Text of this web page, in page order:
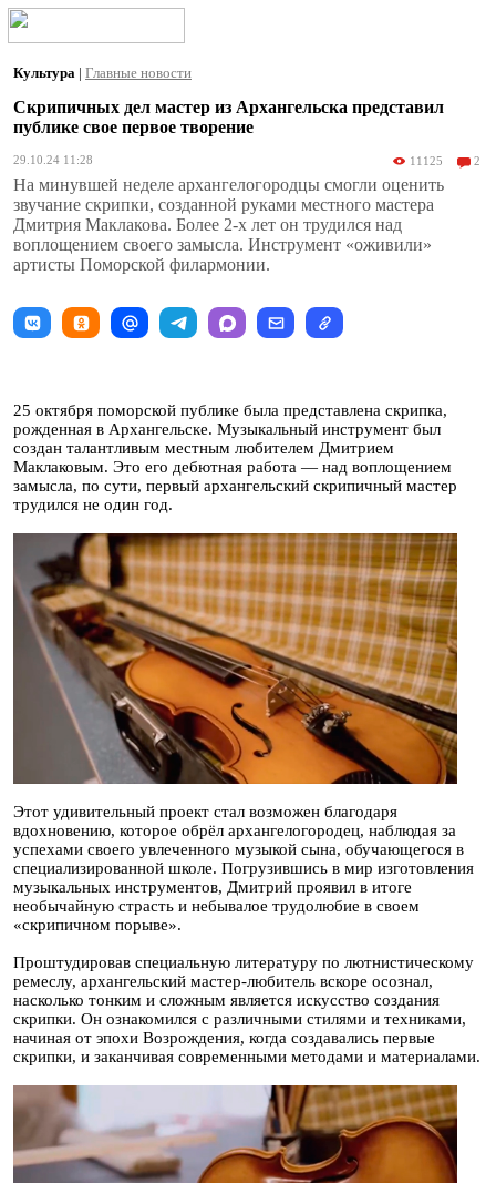
Культура | Главные новости
Скрипичных дел мастер из Архангельска представил
публике свое первое творение
29.10.24 11:28 11125 2
На минувшей неделе архангелогородцы смогли оценить
звучание скрипки, созданной руками местного мастера
Дмитрия Маклакова. Более 2-х лет он трудился над
воплощением своего замысла. Инструмент «оживили»
артисты Поморской филармонии.
25 октября поморской публике была представлена скрипка,
рожденная в Архангельске. Музыкальный инструмент был
создан талантливым местным любителем Дмитрием
Маклаковым. Это его дебютная работа — над воплощением
замысла, по сути, первый архангельский скрипичный мастер
трудился не один год.
Этот удивительный проект стал возможен благодаря
вдохновению, которое обрёл архангелогородец, наблюдая за
успехами своего увлеченного музыкой сына, обучающегося в
специализированной школе. Погрузившись в мир изготовления
музыкальных инструментов, Дмитрий проявил в итоге
необычайную страсть и небывалое трудолюбие в своем
«скрипичном порыве».
Проштудировав специальную литературу по лютнистическому
ремеслу, архангельский мастер-любитель вскоре осознал,
насколько тонким и сложным является искусство создания
скрипки. Он ознакомился с различными стилями и техниками,
начиная от эпохи Возрождения, когда создавались первые
скрипки, и заканчивая современными методами и материалами.